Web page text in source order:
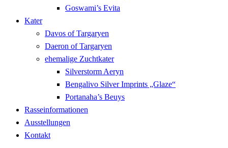
Goswami’s Evita
Kater
Davos of Targaryen
Daeron of Targaryen
ehemalige Zuchtkater
Silverstorm Aeryn
Bengalivo Silver Imprints „Glaze“
Portanaha’s Beuys
Rasseinformationen
Ausstellungen
Kontakt